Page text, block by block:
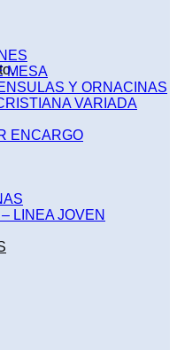
MESA
Y ORNACINAS
VARIADA
ENCARGO
LINEA JOVEN